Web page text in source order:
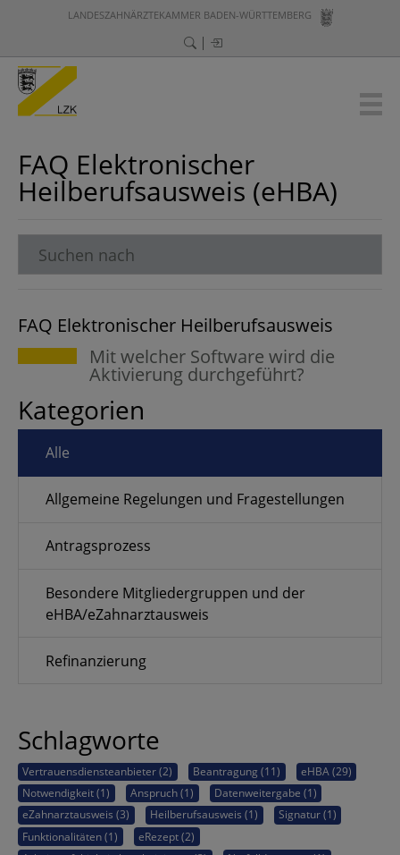
LANDESZAHNÄRZTEKAMMER BADEN-WÜRTTEMBERG
FAQ Elektronischer
Heilberufsausweis (eHBA)
FAQ Elektronischer Heilberufsausweis
Mit welcher Software wird die
Aktivierung durchgeführt?
Kategorien
Alle
Allgemeine Regelungen und Fragestellungen
Antragsprozess
Besondere Mitgliedergruppen und der
eHBA/eZahnarztausweis
Refinanzierung
Schlagworte
Vertrauensdiensteanbieter (2) Beantragung (11)
eHBA (29)
Notwendigkeit (1)
Anspruch (1)
Datenweitergabe (1)
eZahnarztausweis (3)
Heilberufsausweis (1)
Signatur (1)
Funktionalitäten (1)
eRezept (2)